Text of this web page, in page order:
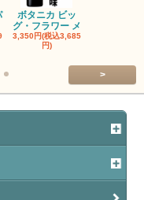
ボタニカ ビッ
グ・フラワー メ
3,350円(税込3,685
円)
>